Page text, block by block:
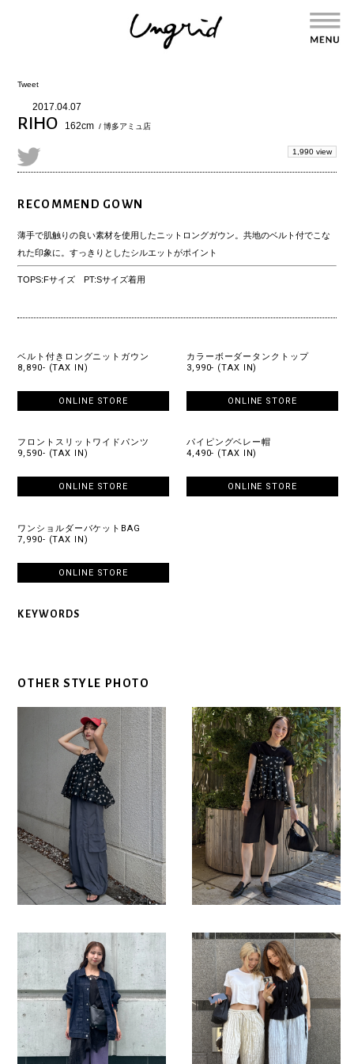
Tweet
2017.04.07
RIHO 162cm / 博多アミュ店
1,990 view
RECOMMEND GOWN
薄手で肌触りの良い素材を使用したニットロングガウン。共地のベルト付でこな
れた印象に。すっきりとしたシルエットがポイント
TOPS:Fサイズ PT:Sサイズ着用
ベルト付きロングニットガウン
8,890- (TAX IN)
ONLINE STORE
カラーボーダータンクトップ
3,990- (TAX IN)
ONLINE STORE
フロントスリットワイドパンツ
9,590- (TAX IN)
ONLINE STORE
パイピングベレー帽
4,490- (TAX IN)
ONLINE STORE
ワンショルダーバケットBAG
7,990- (TAX IN)
ONLINE STORE
KEYWORDS
OTHER STYLE PHOTO